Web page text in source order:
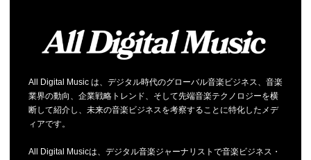
All Digital Music は、デジタル時代のグローバル音楽ビジネス、音楽
業界の動向、企業戦略トレンド、そして先端音楽テクノロジーを横
断して紹介し、未来の音楽ビジネスを考察することに特化したメデ
ィアです。
All Digital Musicは、デジタル音楽ジャーナリストで音楽ビジネス・